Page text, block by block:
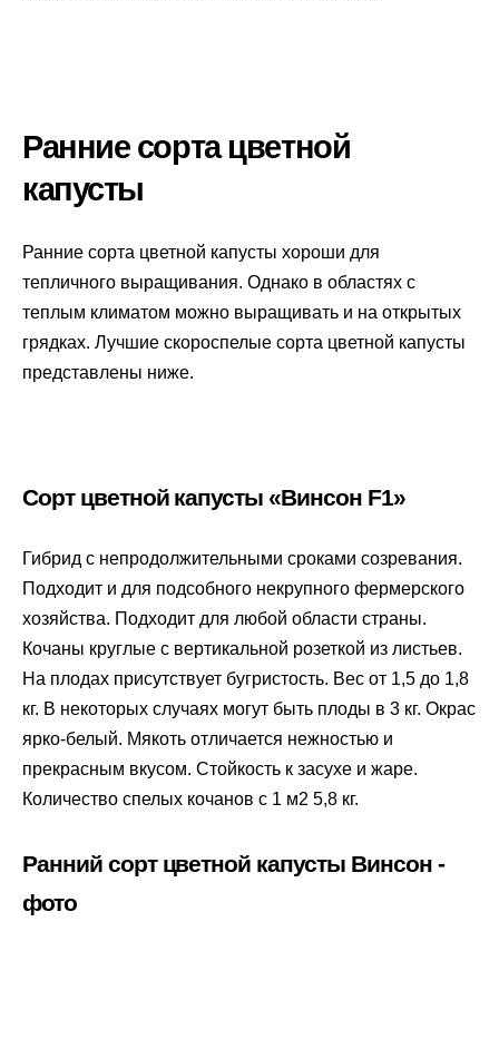
Ранние сорта цветной
капусты
Ранние сорта цветной капусты хороши для
тепличного выращивания. Однако в областях с
теплым климатом можно выращивать и на открытых
грядках. Лучшие скороспелые сорта цветной капусты
представлены ниже.
Сорт цветной капусты «Винсон F1»
Гибрид с непродолжительными сроками созревания.
Подходит и для подсобного некрупного фермерского
хозяйства. Подходит для любой области страны.
Кочаны круглые с вертикальной розеткой из листьев.
На плодах присутствует бугристость. Вес от 1,5 до 1,8
кг. В некоторых случаях могут быть плоды в 3 кг. Окрас
ярко-белый. Мякоть отличается нежностью и
прекрасным вкусом. Стойкость к засухе и жаре.
Количество спелых кочанов с 1 м2 5,8 кг.
Ранний сорт цветной капусты Винсон -
фото